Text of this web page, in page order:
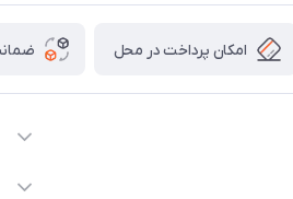
امکان پرداخت در محل